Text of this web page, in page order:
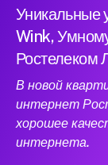
Уникальные
Wink,
Ростелеком
В новой
интернет
хорошее
интернета.